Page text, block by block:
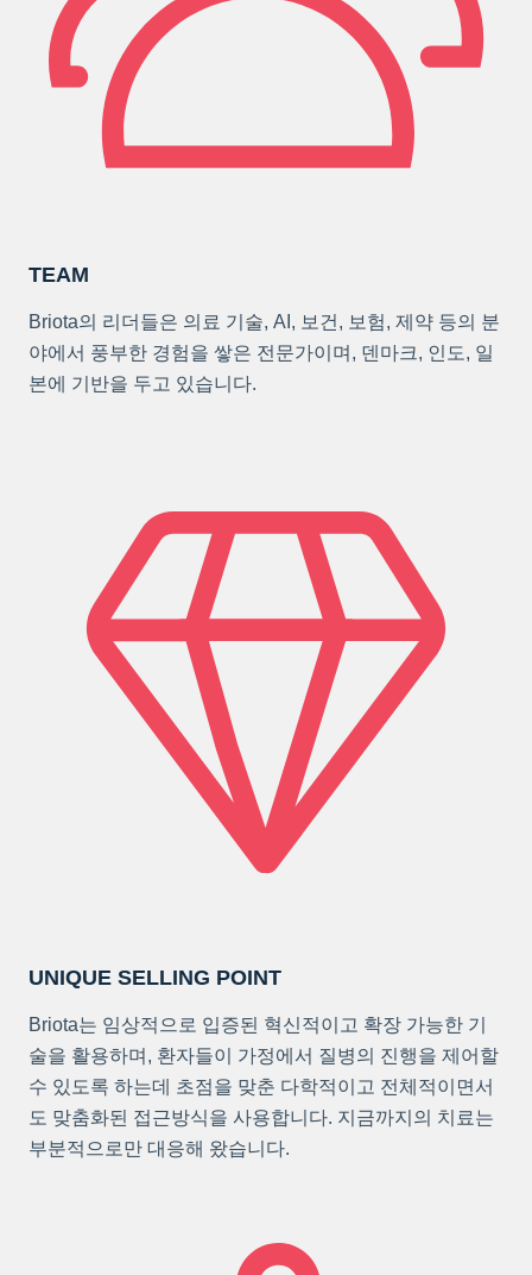
TEAM
Briota의 리더들은 의료 기술, AI, 보건, 보험, 제약 등의 분
야에서 풍부한 경험을 쌓은 전문가이며, 덴마크, 인도, 일
본에 기반을 두고 있습니다.
UNIQUE SELLING POINT
Briota는 임상적으로 입증된 혁신적이고 확장 가능한 기
술을 활용하며, 환자들이 가정에서 질병의 진행을 제어할
수 있도록 하는데 초점을 맞춘 다학적이고 전체적이면서
도 맞춤화된 접근방식을 사용합니다. 지금까지의 치료는
부분적으로만 대응해 왔습니다.